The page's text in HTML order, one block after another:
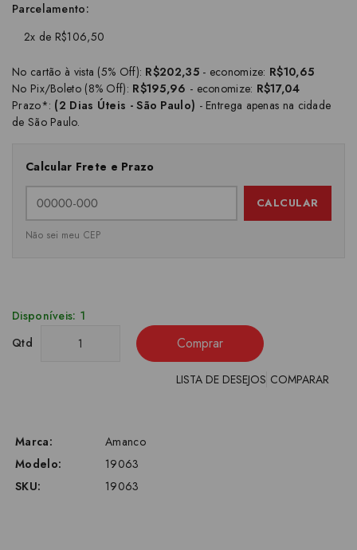
Parcelamento:
2x de R$106,50
No cartão à vista (5% Off): R$202,35- economize: R$10,65
No Pix/Boleto (8% Off): R$195,96 - economize: R$17,04
Prazo*: (2 Dias Úteis - São Paulo) - Entrega apenas na cidade
de São Paulo.
Calcular Frete e Prazo
CALCULAR
Não sei meu CEP
Disponíveis: 1
Qtd
Comprar
LISTA DE DESEJOS COMPARAR
Marca:
Amanco
Modelo:
19063
SKU:
19063